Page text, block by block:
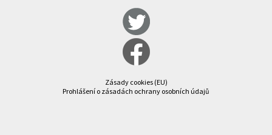
Zásady cookies (EU)
Prohlášení o zásadách ochrany osobních údajů